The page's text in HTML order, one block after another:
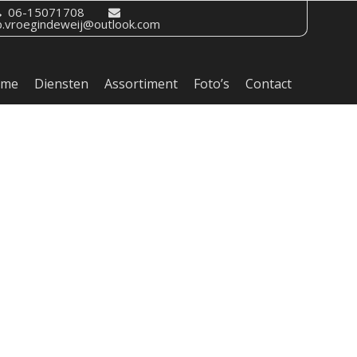
06-15071708
Diensten Assortiment Foto’s Contact